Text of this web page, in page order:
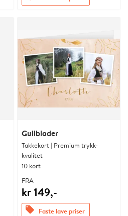
Gullblader
Takkekort | Premium trykk-
kvalitet
10 kort
FRA
kr 149,-
offers Faste lave priser